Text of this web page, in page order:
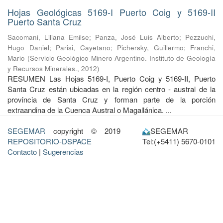
Hojas Geológicas 5169-I Puerto Coig y 5169-II
Puerto Santa Cruz
Sacomani, Liliana Emilse; Panza, José Luis Alberto; Pezzuchi,
Hugo Daniel; Parisi, Cayetano; Pichersky, Guillermo; Franchi,
Mario (Servicio Geológico Minero Argentino. Instituto de Geología
y Recursos Minerales., 2012)
RESUMEN Las Hojas 5169-I, Puerto Coig y 5169-II, Puerto
Santa Cruz están ubicadas en la región centro - austral de la
provincia de Santa Cruz y forman parte de la porción
extraandina de la Cuenca Austral o Magallánica. ...
SEGEMAR copyright © 2019
REPOSITORIO-DSPACE
Contacto | Sugerencias
SEGEMAR
Tel:(+5411) 5670-0101